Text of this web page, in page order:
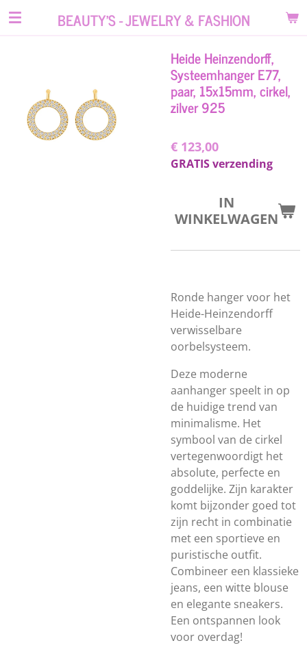
Ga
BEAUTY'S - JEWELRY & FASHION
Heide Heinzendorff,
Systeemhanger E77,
paar, 15x15mm, cirkel,
zilver 925
€ 123,00
GRATIS verzending
IN
WINKELWAGEN
Ronde hanger voor het
Heide-Heinzendorff
verwisselbare
oorbelsysteem.
Deze moderne
aanhanger speelt in op
de huidige trend van
minimalisme. Het
symbool van de cirkel
vertegenwoordigt het
absolute, perfecte en
goddelijke. Zijn karakter
komt bijzonder goed tot
zijn recht in combinatie
met een sportieve en
puristische outfit.
Combineer een klassieke
jeans, een witte blouse
en elegante sneakers.
Een ontspannen look
voor overdag!